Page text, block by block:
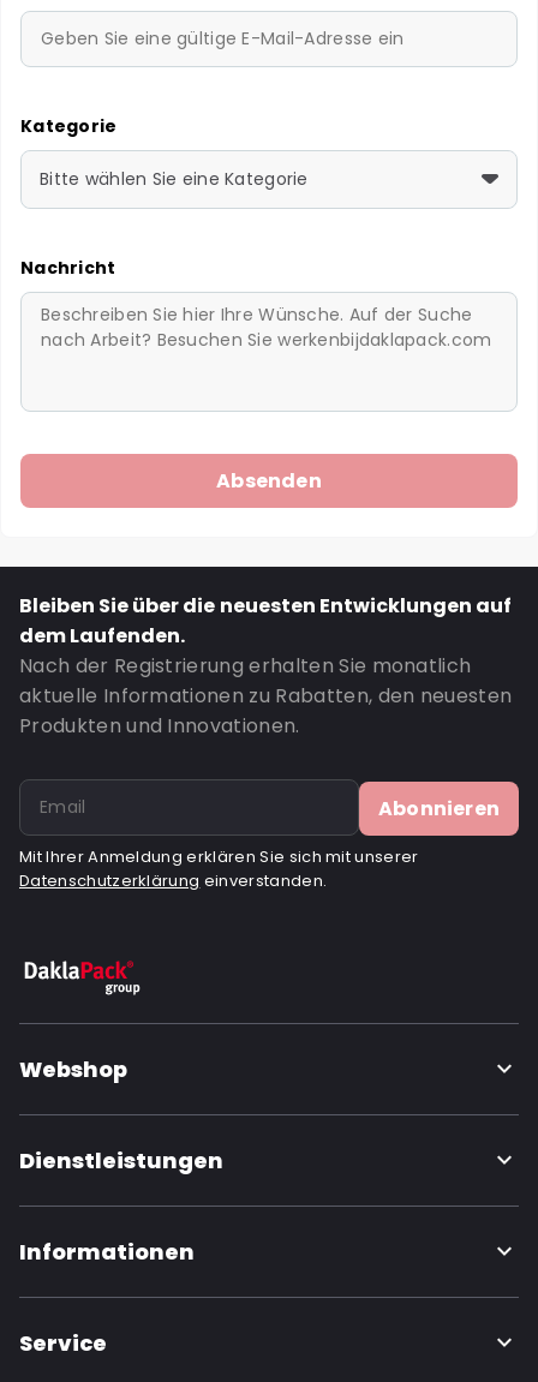
Kategorie
Bitte wählen Sie eine Kategorie
Nachricht
Bleiben Sie über die neuesten Entwicklungen auf
dem Laufenden.
Nach der Registrierung erhalten Sie monatlich
aktuelle Informationen zu Rabatten, den neuesten
Produkten und Innovationen.
Abonnieren
Mit Ihrer Anmeldung erklären Sie sich mit unserer
Datenschutzerklärung einverstanden.
Webshop
Dienstleistungen
Informationen
Service